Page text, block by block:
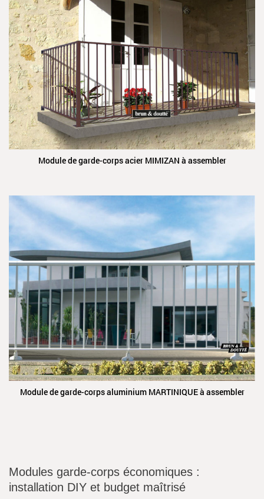
Module de garde-corps acier MIMIZAN à assembler
Module de garde-corps aluminium MARTINIQUE à assembler
Modules garde-corps économiques :
installation DIY et budget maîtrisé